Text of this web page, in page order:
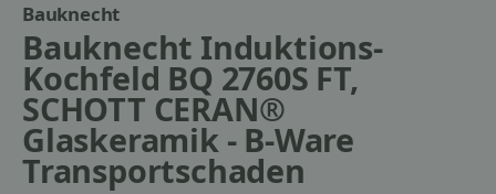
Bauknecht
Bauknecht Induktions-
Kochfeld BQ 2760S FT,
SCHOTT CERAN®
Glaskeramik - B-Ware
Transportschaden